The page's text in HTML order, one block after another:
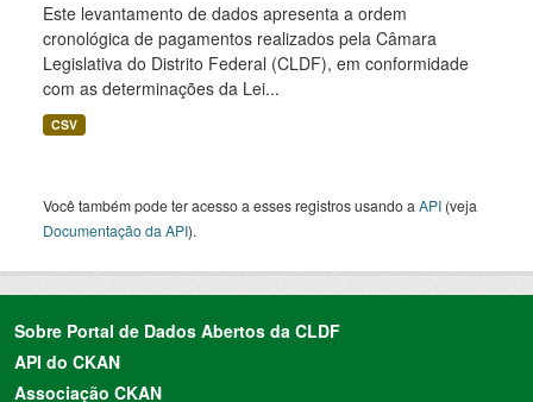
Este levantamento de dados apresenta a ordem
cronológica de pagamentos realizados pela Câmara
Legislativa do Distrito Federal (CLDF), em conformidade
com as determinações da Lei...
CSV
Você também pode ter acesso a esses registros usando a API (veja
Documentação da API).
Sobre Portal de Dados Abertos da CLDF
API do CKAN
Associação CKAN